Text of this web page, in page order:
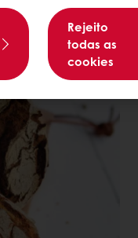
Rejeito
todas as
cookies